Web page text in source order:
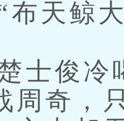
天鲸
俊冷
周奇，